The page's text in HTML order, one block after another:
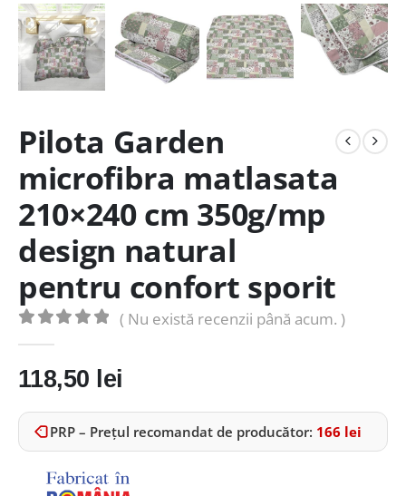
Pilota Garden
microfibra matlasata
210×240 cm 350g/mp
design natural
pentru confort sporit
( Nu există recenzii până acum. )
118,50 lei
PRP – Prețul recomandat de producător: 166 lei